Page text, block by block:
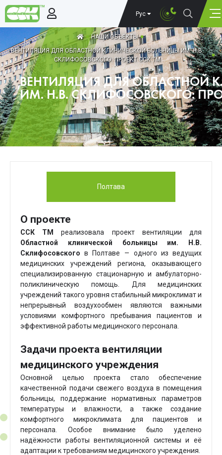
Рус
НАШИ ОБЪЕКТЫ
ВЕНТИЛЯЦИЯ ДЛЯ ОБЛАСТНОЙ КЛИНИЧЕСКОЙ БОЛЬНИЦЫ ИМ. Н.В.
СКЛИФОСОВСКОГО: ПРОЕКТ ССК ТМ
ВЕНТИЛЯЦИЯ ДЛЯ ОБЛАСТНОЙ
ИМ. Н.В. СКЛИФОСОВСКОГО:
Полтава
О проекте
ССК ТМ
реализовала проект вентиляции для
Областной клинической больницы им. Н.В.
Склифосовского в Полтаве — одного из ведущих
медицинских учреждений региона, оказывающего
специализированную стационарную и амбулаторно-
поликлиническую помощь. Для медицинских
учреждений такого уровня стабильный микроклимат и
непрерывный воздухообмен являются важными
условиями комфортного пребывания пациентов и
эффективной работы медицинского персонала.
Задачи проекта вентиляции
медицинского учреждения
Основной целью проекта стало обеспечение
качественной подачи свежего воздуха в помещения
больницы, поддержание нормативных параметров
температуры и влажности, а также создание
комфортного микроклимата для пациентов и
персонала. Особое внимание было уделено
надёжности работы вентиляционной системы и её
адаптации к требованиям медицинского учреждения.